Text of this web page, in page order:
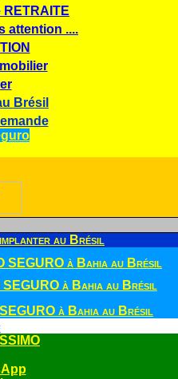
RETRAITE
attention ....
Brésil
au Brésil
SEGURO à Bahia au Brésil
à Bahia au Brésil
à Bahia au Brésil